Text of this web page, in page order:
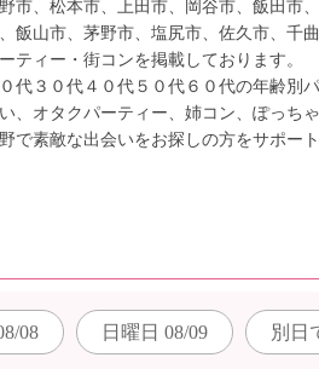
市、松本市、上田市、岡谷市、飯田市
飯山市、茅野市、塩尻市、佐久市、千
ティー・街コンを掲載しております。
代３０代４０代５０代６０代の年齢別
、オタクパーティー、姉コン、ぽっち
で素敵な出会いをお探しの方をサポー
08 日曜日 08/09 別日